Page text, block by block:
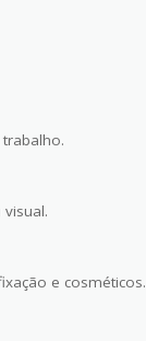
e cosméticos.